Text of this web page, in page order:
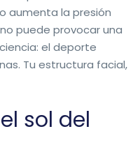
aumenta la presión
puede provocar una
el deporte
Tu estructura facial,
sol del